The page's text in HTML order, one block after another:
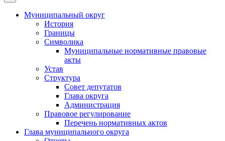
Муниципальный округ
История
Границы
Символика
Муниципальные нормативные правовые
акты
Устав
Структура
Совет депутатов
Глава округа
Администрация
Правовое регулирование
Перечень нормативных актов
Глава муниципального округа